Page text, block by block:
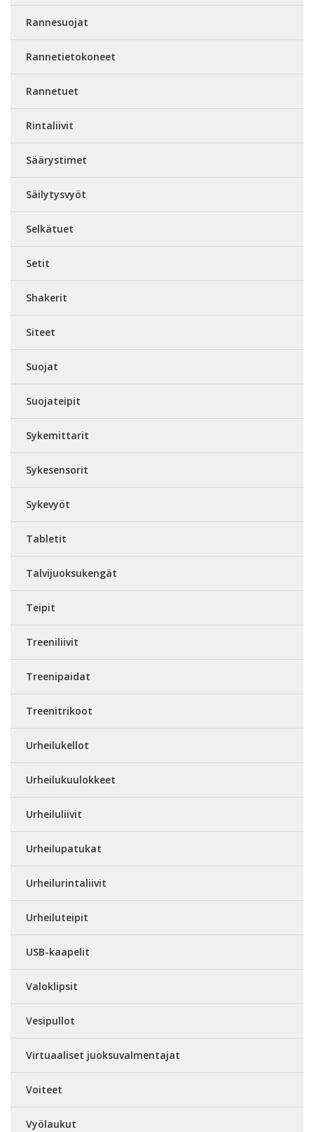
Rannesuojat
Rannetietokoneet
Rannetuet
Rintaliivit
Säärystimet
Säilytysvyöt
Selkätuet
Setit
Shakerit
Siteet
Suojat
Suojateipit
Sykemittarit
Sykesensorit
Sykevyöt
Tabletit
Talvijuoksukengät
Teipit
Treeniliivit
Treenipaidat
Treenitrikoot
Urheilukellot
Urheilukuulokkeet
Urheiluliivit
Urheilupatukat
Urheilurintaliivit
Urheiluteipit
USB-kaapelit
Valoklipsit
Vesipullot
Virtuaaliset juoksuvalmentajat
Voiteet
Vyölaukut